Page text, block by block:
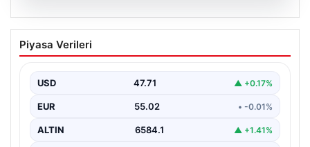
06.08.2026
Adıyaman Gerger’de Orman Yangını:
Müdahale Çalışmaları Devam Ediyor
ediyor. Çobanpınar ile Kütüklü köyleri arasında bulunan
geniş…
Piyasa Verileri
USD 47.71 ▲ +0.17%
EUR 55.02 • -0.01%
ALTIN 6584.1 ▲ +1.41%